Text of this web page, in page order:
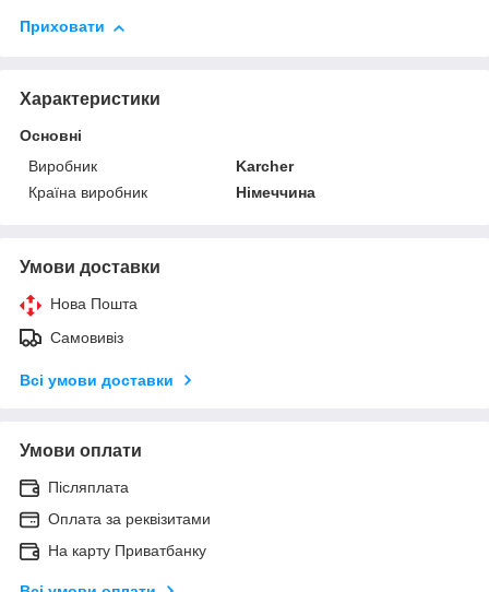
Приховати
Характеристики
Основні
Виробник
Karcher
Країна виробник
Німеччина
Умови доставки
Нова Пошта
Самовивіз
Всі умови доставки
Умови оплати
Післяплата
Оплата за реквізитами
На карту Приватбанку